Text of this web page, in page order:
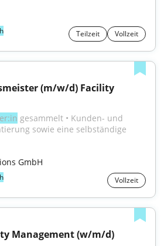
Teilzeit Vollzeit
(m/w/d) Facility
gesammelt • Kunden- und
sowie eine selbständige
GmbH
Vollzeit
Management (w/m/d)